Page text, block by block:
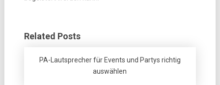
Related Posts
PA-Lautsprecher für Events und Partys richtig
auswählen